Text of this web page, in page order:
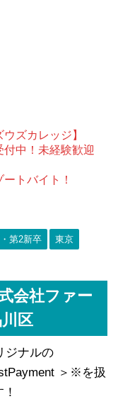
ズカレッジ】
中！未経験歓迎
トバイト！
第2新卒 東京
会社ファー
区
ジナルの
＞※を扱